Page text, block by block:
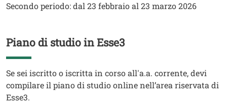
Secondo periodo: dal 23 febbraio al 23 marzo 2026
Titolo
Piano di studio in Esse3
Testo
Se sei iscritto o iscritta in corso all'a.a. corrente, devi
compilare il piano di studio online nell’area riservata di
Esse3.